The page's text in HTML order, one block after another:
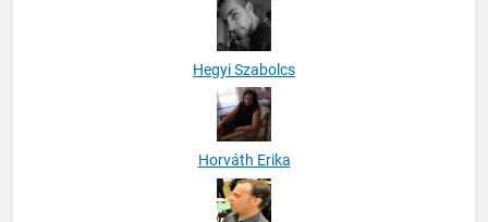
Hegyi Szabolcs
Horváth Erika